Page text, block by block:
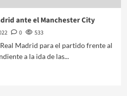
ante el Manchester City
0
533
Madrid para el partido frente al
a la ida de las...